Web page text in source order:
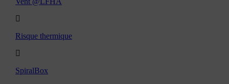
Risque thermique
SpiralBox